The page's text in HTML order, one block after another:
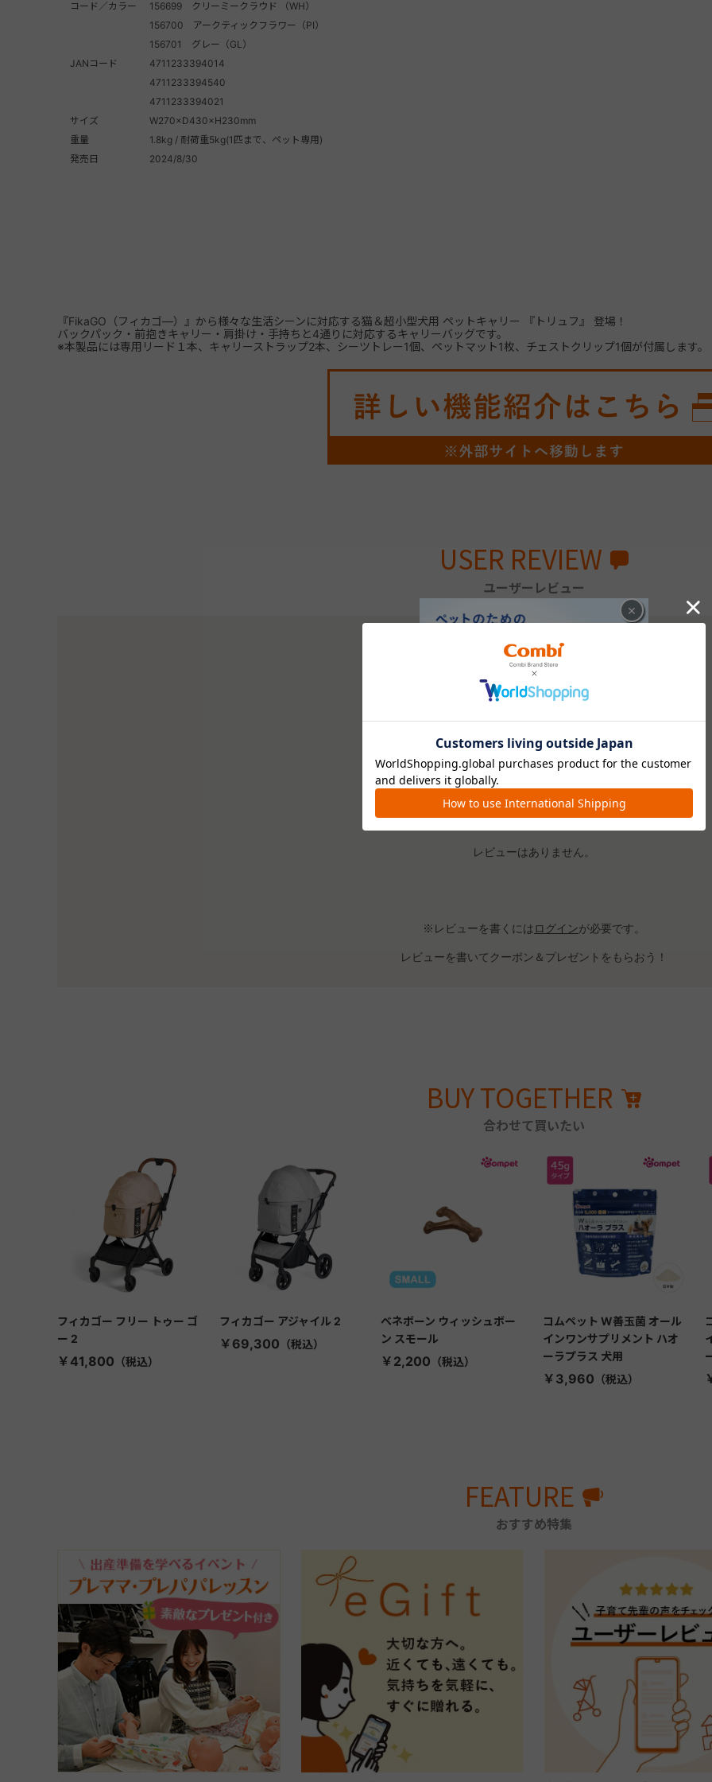
コード／カラー
156699 クリーミークラウド （WH）
156700 アークティックフラワー（PI）
156701 グレー（GL）
JANコード
4711233394014
4711233394540
4711233394021
サイズ
W270×D430×H230mm
重量
1.8kg / 耐荷重5kg(1匹まで、ペット専用)
発売日
2024/8/30
『FikaGO（フィカゴ―）』から様々な生活シーンに対応する猫＆超小型犬用 ペットキャリー 『トリュフ』 登場！
バックパック・前抱きキャリー・肩掛け・手持ちと4通りに対応するキャリーバッグです。
※本製品には専用リード１本、キャリーストラップ2本、シーツトレー1個、ペットマット1枚、チェストクリップ1個が付属します。
USER REVIEW
ユーザーレビュー
レビューはありません。
※レビューを書くには ログインが必要です。
レビューを書いてクーポン＆プレゼントをもらおう！
BUY TOGETHER
合わせて買いたい
フィカゴー フリー トゥー ゴ
ー 2
￥41,800
フィカゴー アジャイル 2
￥69,300
ベネボーン ウィッシュボー
ン スモール
￥2,200
コムペット W善玉菌 オール
インワンサプリメント ハオ
ーラプラス 犬用
￥3,960
FEATURE
おすすめ特集
×